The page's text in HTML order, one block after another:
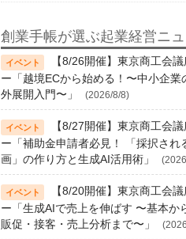
創業手帳が選ぶ起業経営ニ
【8/26開催】東京商工会
ー「越境ECから始める！〜中小企業
外展開入門〜」
(2026/8/8)
【8/27開催】東京商工会
ー「補助金申請者必見！ 「採択され
画」の作り方と生成AI活用術」
【8/20開催】東京商工会
ー「生成AIで売上を伸ばす 〜基本か
販促・接客・売上分析まで〜」